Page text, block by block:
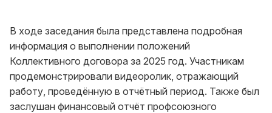
В ходе заседания была представлена подробная
информация о выполнении положений
Коллективного договора за 2025 год. Участникам
продемонстрировали видеоролик, отражающий
работу, проведённую в отчётный период. Также был
заслушан финансовый отчёт профсоюзного